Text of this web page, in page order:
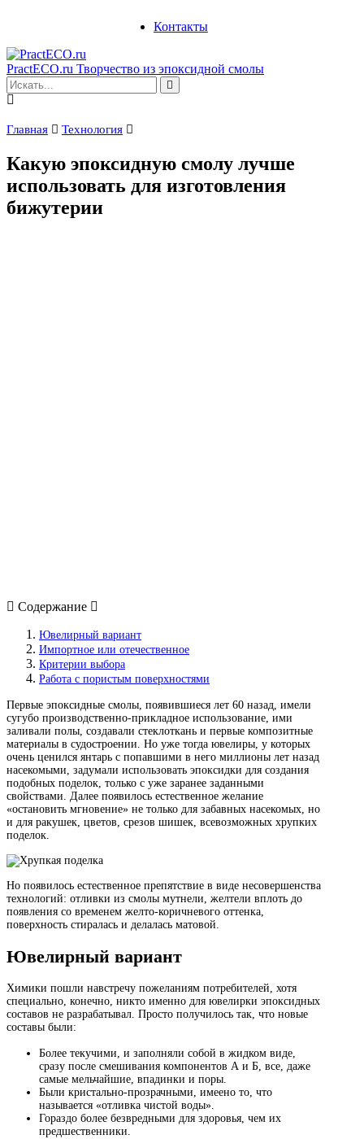
Контакты
PractECO.ru Творчество из эпоксидной смолы
Главная Технология
Какую эпоксидную смолу лучше
использовать для изготовления
бижутерии
Содержание
Ювелирный вариант
Импортное или отечественное
Критерии выбора
Работа с пористым поверхностями
Первые эпоксидные смолы, появившиеся лет 60 назад, имели
сугубо производственно-прикладное использование, ими
заливали полы, создавали стеклоткань и первые композитные
материалы в судостроении. Но уже тогда ювелиры, у которых
очень ценился янтарь с попавшими в него миллионы лет назад
насекомыми, задумали использовать эпоксидки для создания
подобных поделок, только с уже заранее заданными
свойствами. Далее появилось естественное желание
«остановить мгновение» не только для забавных насекомых, но
и для ракушек, цветов, срезов шишек, всевозможных хрупких
поделок.
Но появилось естественное препятствие в виде несовершенства
технологий: отливки из смолы мутнели, желтели вплоть до
появления со временем желто-коричневого оттенка,
поверхность стиралась и делалась матовой.
Ювелирный вариант
Химики пошли навстречу пожеланиям потребителей, хотя
специально, конечно, никто именно для ювелирки эпоксидных
составов не разрабатывал. Просто получилось так, что новые
составы были:
Более текучими, и заполняли собой в жидком виде,
сразу после смешивания компонентов А и Б, все, даже
самые мельчайшие, впадинки и поры.
Были кристально-прозрачными, имеено то, что
называется «отливка чистой воды».
Гораздо более безвредными для здоровья, чем их
предшественники.